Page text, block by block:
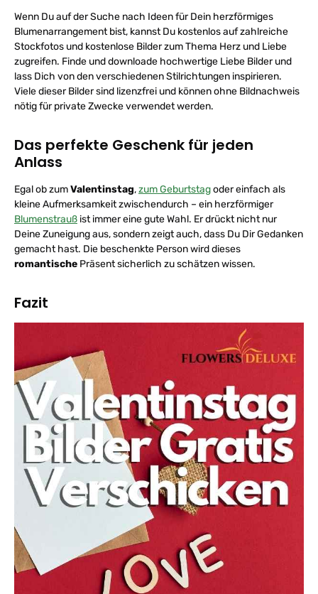
Wenn Du auf der Suche nach Ideen für Dein herzförmiges
Blumenarrangement bist, kannst Du kostenlos auf zahlreiche
Stockfotos und kostenlose Bilder zum Thema Herz und Liebe
zugreifen. Finde und downloade hochwertige Liebe Bilder und
lass Dich von den verschiedenen Stilrichtungen inspirieren.
Viele dieser Bilder sind lizenzfrei und können ohne Bildnachweis
nötig für private Zwecke verwendet werden.
Das perfekte Geschenk für jeden
Anlass
Egal ob zumValentinstag,zum Geburtstagoder einfach als
kleine Aufmerksamkeit zwischendurch – ein herzförmiger
Blumenstrauß ist immer eine gute Wahl. Er drückt nicht nur
Deine Zuneigung aus, sondern zeigt auch, dass Du Dir Gedanken
gemacht hast. Die beschenkte Person wird dieses
romantische Präsent sicherlich zu schätzen wissen.
Fazit